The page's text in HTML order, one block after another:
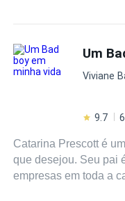
aventura prohibida se
desbordante que
enterrados. Pero el
una artista que aún
que ninguno imagina
Omar. Entre la pasión, la culpa y el deseo, los tres
quedarán atrapados
Segunda Oportunidad
Um
Viviane
9.7
Catarina Prescott é
que desejou. Seu pai
empresas em toda a